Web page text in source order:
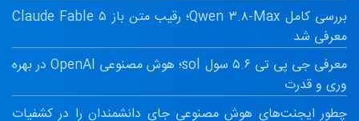
بررسی کامل Qwen ۳.۸-Max؛ رقیب متن باز Claude Fable ۵
معرفی شد
معرفی جی پی تی ۵.۶ سول sol؛ هوش مصنوعی OpenAI در بهره
وری و قدرت
چطور ایجنت‌های هوش مصنوعی جای دانشمندان را در کشفیات